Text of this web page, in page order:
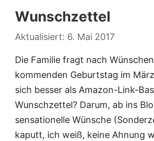
Wunschzettel
6. Mai 2017
Die Familie fragt nach
kommenden Geburtstag im
sich besser als Amazon-Link-
Wunschzettel? Darum, ab ins
sensationelle Wünsche
kaputt, ich weiß, keine Ahnung